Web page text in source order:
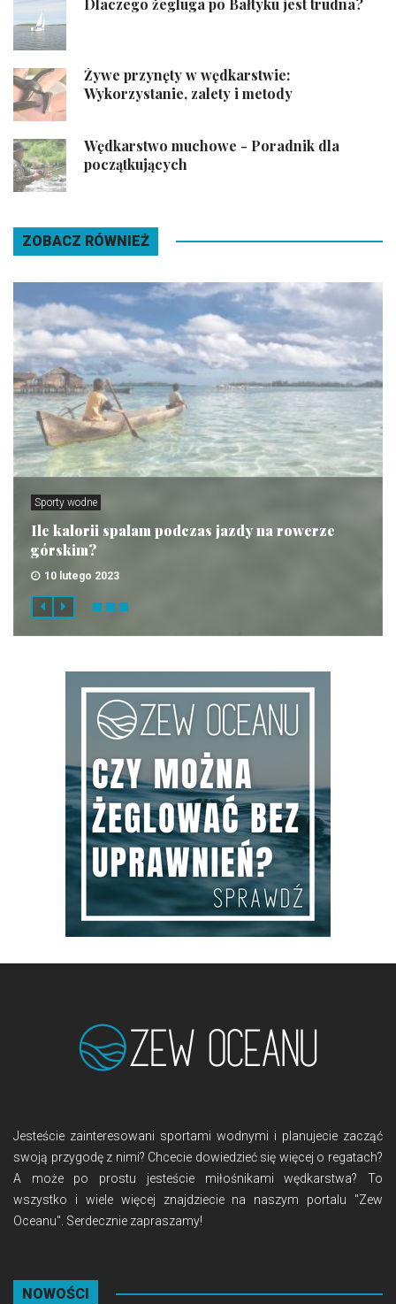
Dlaczego żegluga po Bałtyku jest trudna?
Żywe przynęty w wędkarstwie:
Wykorzystanie, zalety i metody
Wędkarstwo muchowe - Poradnik dla
początkujących
ZOBACZ RÓWNIEŻ
Sporty wodne
Ile kalorii spalam podczas jazdy na rowerze
górskim?
10 lutego 2023
Jesteście zainteresowani sportami wodnymi i planujecie zacząć
swoją przygodę z nimi? Chcecie dowiedzieć się więcej o regatach?
A może po prostu jesteście miłośnikami wędkarstwa? To
wszystko i wiele więcej znajdziecie na naszym portalu "Zew
Oceanu". Serdecznie zapraszamy!
NOWOŚCI